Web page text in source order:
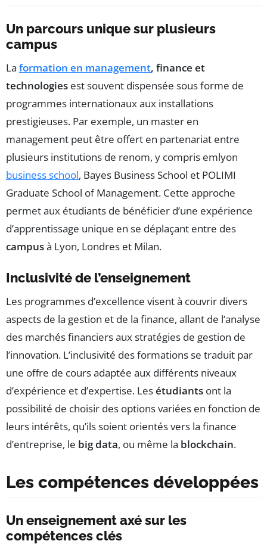
Un parcours unique sur plusieurs
campus
La formation en management, finance et
technologies est souvent dispensée sous forme de
programmes internationaux aux installations
prestigieuses. Par exemple, un master en
management peut être offert en partenariat entre
plusieurs institutions de renom, y compris emlyon
business school, Bayes Business School et POLIMI
Graduate School of Management. Cette approche
permet aux étudiants de bénéficier d’une expérience
d’apprentissage unique en se déplaçant entre des
campusà Lyon, Londres et Milan.
Inclusivité de l’enseignement
Les programmes d’excellence visent à couvrir divers
aspects de la gestion et de la finance, allant de l’analyse
des marchés financiers aux stratégies de gestion de
l’innovation. L’inclusivité des formations se traduit par
une offre de cours adaptée aux différents niveaux
d’expérience et d’expertise. Lesétudiants ont la
possibilité de choisir des options variées en fonction de
leurs intérêts, qu’ils soient orientés vers la finance
d’entreprise, le big data, ou même la blockchain.
Les compétences développées
Un enseignement axé sur les
compétences clés